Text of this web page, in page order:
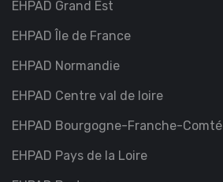
EHPAD Grand Est
EHPAD Île de France
EHPAD Normandie
EHPAD Centre val de loire
EHPAD Bourgogne-Franche-Comté
EHPAD Pays de la Loire